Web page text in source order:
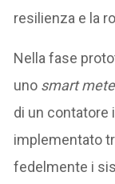
resilienza e la
Nella fase
uno smart
di un contatore
implementato
fedelmente i